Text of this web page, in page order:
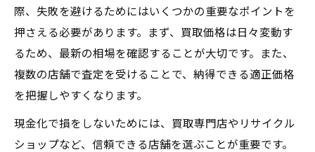
際、失敗を避けるためにはいくつかの重要なポイントを
押さえる必要があります。まず、買取価格は日々変動す
るため、最新の相場を確認することが大切です。また、
複数の店舗で査定を受けることで、納得できる適正価格
を把握しやすくなります。
現金化で損をしないためには、買取専門店やリサイクル
ショップなど、信頼できる店舗を選ぶことが重要です。